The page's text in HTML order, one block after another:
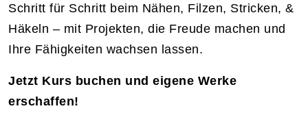
Schritt für Schritt beim Nähen, Filzen, Stricken, &
Häkeln – mit Projekten, die Freude machen und
Ihre Fähigkeiten wachsen lassen.
Jetzt Kurs buchen und eigene Werke
erschaffen!